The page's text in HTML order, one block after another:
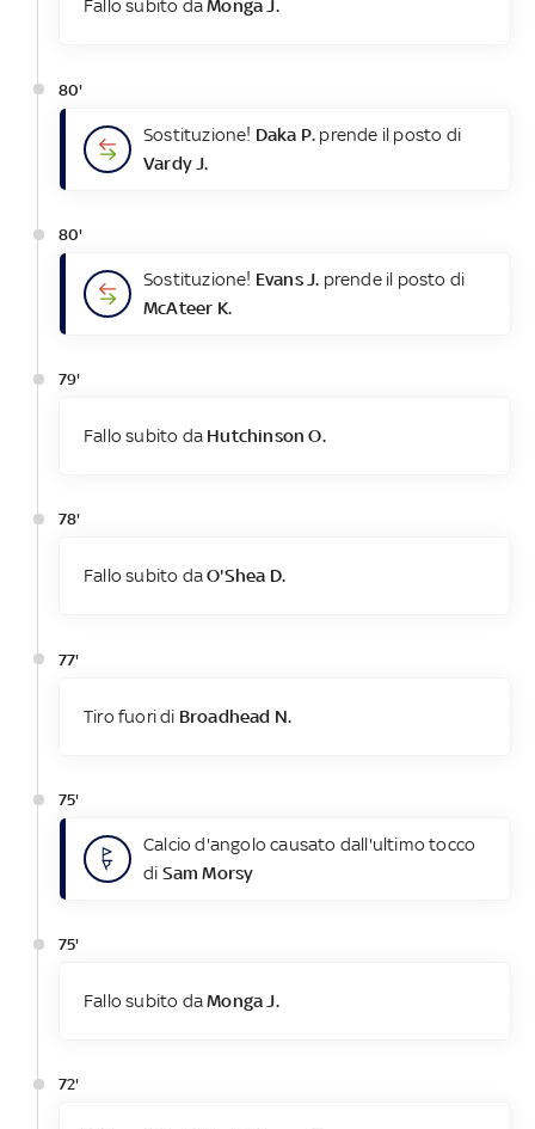
Fallo subito daMonga J.
80'
Sostituzione! Daka P. prende il posto di
Vardy J.
80'
Sostituzione! Evans J. prende il posto di
McAteer K.
79'
Fallo subito da Hutchinson O.
78'
Fallo subito daO'Shea D.
77'
Tiro fuori di Broadhead N.
75'
Calcio d'angolo causato dall'ultimo tocco
di Sam Morsy
75'
Fallo subito daMonga J.
72'